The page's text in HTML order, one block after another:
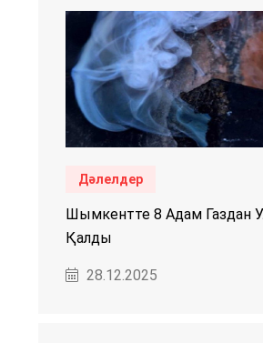
Дәлелдер
Шымкентте 8 Адам Газдан
Қалды
28.12.2025